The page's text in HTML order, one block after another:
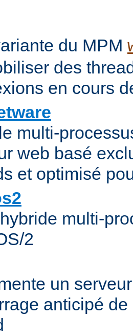
du MPM
des
en cours
multi-
web basé
et optimisé
multi-
2
un
anticipé